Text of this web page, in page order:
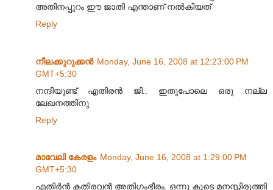
അതിനപ്പുറം ഈ ജാതി എന്താണ് നല്‍കിയത്
Reply
നീലക്കുറുക്കന്‍ Monday, June 16, 2008 at 12:23:00 PM
GMT+5:30
നന്ദിയുണ്ട് എതിരന്‍ ജി.. ഇതുപോലെ ഒരു നല്ല
ലേഖനത്തിനു
Reply
മാവേലി കേരളം Monday, June 16, 2008 at 1:29:00 PM
GMT+5:30
എതിര്‍ന്‍ കതിരവന്‍ അതിഗംഭീരം. ഒന്നു കൂടെ മനസ്സിരുത്തി